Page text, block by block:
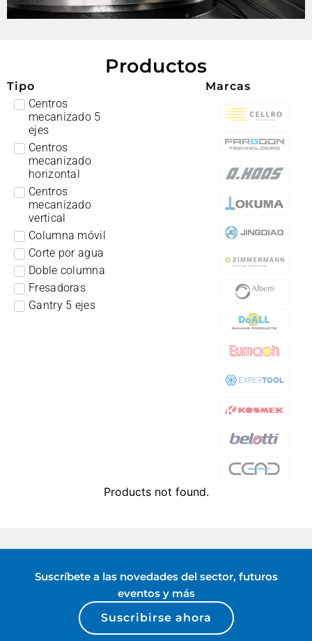
Productos
Tipo
Centros
mecanizado 5
ejes
Centros
mecanizado
horizontal
Centros
mecanizado
vertical
Columna móvil
Corte por agua
Doble columna
Fresadoras
Gantry 5 ejes
Marcas
Products not found.
Suscríbete a las novedades del sector, futuros
eventos y más
Suscribirse ahora